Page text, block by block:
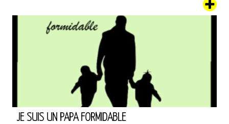
Analysons le bien fondé de cet argument.
JE SUIS UN PAPA FORMIDABLE